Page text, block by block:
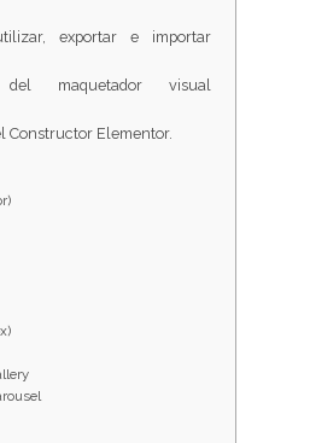
exportar e importar
del maquetador visual
Constructor Elementor.